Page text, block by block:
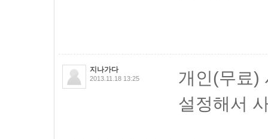
지나가다
2013.11.18 13:25
개인(무료)
설정해서